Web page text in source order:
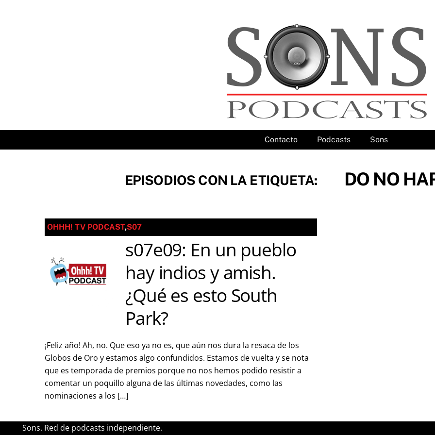
Contacto Podcasts Sons
EPISODIOS CON LA ETIQUETA: DO NO
OHHH! TV PODCAST,S07
s07e09: En un pueblo
hay indios y amish.
¿Qué es esto South
Park?
¡Feliz año! Ah, no. Que eso ya no es, que aún nos dura la resaca de los
Globos de Oro y estamos algo confundidos. Estamos de vuelta y se nota
que es temporada de premios porque no nos hemos podido resistir a
comentar un poquillo alguna de las últimas novedades, como las
nominaciones a los […]
Sons. Red de podcasts independiente.